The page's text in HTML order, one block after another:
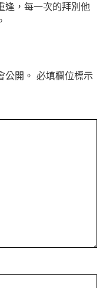
逢，每一次的拜別他
公開。 必填欄位標示